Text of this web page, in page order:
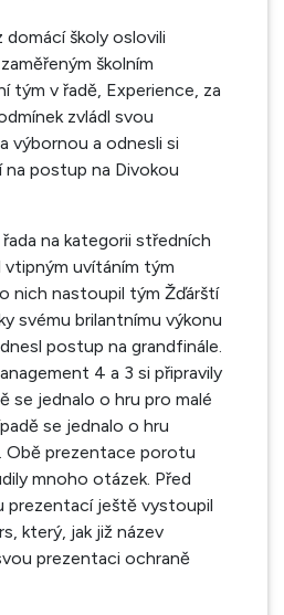
školy oslovili
školním
tým v řadě, Experience, za
zvládl svou
výbornou a odnesli si
postup na Divokou
na kategorii středních
uvítáním tým
nich nastoupil tým Žďárští
svému brilantnímu výkonu
postup na grandfinále.
4 a 3 si připravily
se jednalo o hru pro malé
se jednalo o hru
Obě prezentace porotu
mnoho otázek. Před
prezentací ještě vystoupil
který, jak již název
prezentaci ochraně